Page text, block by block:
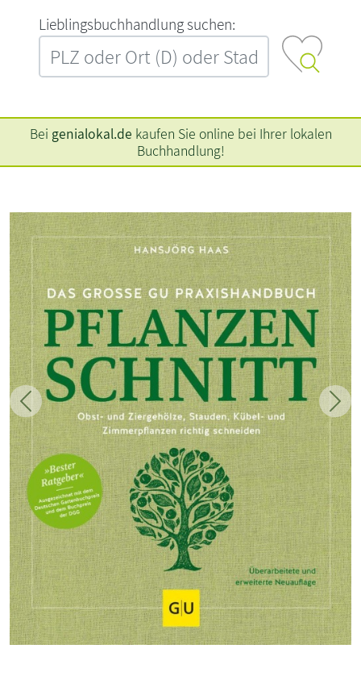
L‍i‍e‍b‍l‍i‍n‍g‍s‍b‍u‍c‍h‍h‍a‍n‍d‍l‍u‍n‍g‍ ‍s‍u‍c‍h‍e‍n‍:‍
Bei genialokal.de kaufen Sie online bei Ihrer lokalen
Buchhandlung!
Zurück